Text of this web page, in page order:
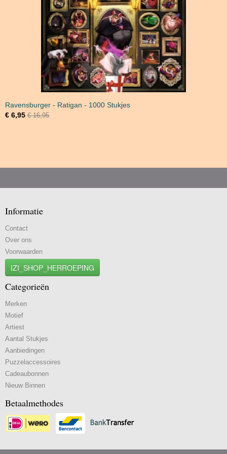
Ravensburger - Ratigan - 1000 Stukjes
€ 6,95 € 16,95
Informatie
Contact
Over ons
Voorwaarden
IZI_SHOP_HERROEPING
Categorieën
Merken
Motief
Artiest
Aantal Stukjes
Aanbiedingen
Puzzelaccessoires
Cadeaubonnen
Nieuw Binnen
Betaalmethodes